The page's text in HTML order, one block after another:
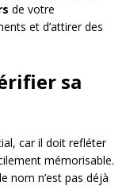
de votre
et d’attirer des
sa
car il doit refléter
mémorisable.
nom n’est pas déjà